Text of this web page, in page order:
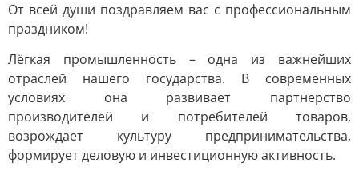
От всей души поздравляем вас с профессиональным
праздником!
Лёгкая промышленность – одна из важнейших
отраслей нашего государства. В современных
условиях она развивает партнерство
производителей и потребителей товаров,
возрождает культуру предпринимательства,
формирует деловую и инвестиционную активность.